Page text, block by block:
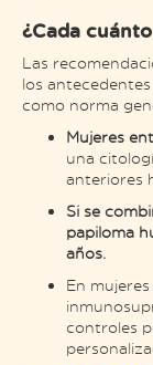
¿Cada
Las
los
como norma
Mujeres
una
anteriores
Si se
papiloma
años.
En
controles